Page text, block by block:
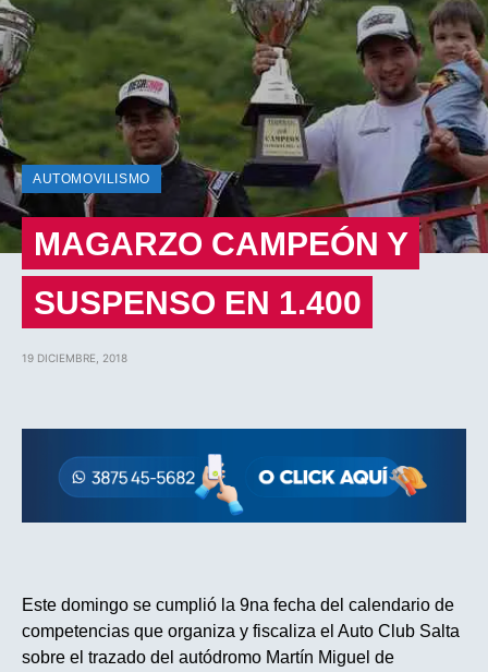
AUTOMOVILISMO
MAGARZO CAMPEÓN Y
SUSPENSO EN 1.400
19 DICIEMBRE, 2018
Este domingo se cumplió la 9na fecha del calendario de
competencias que organiza y fiscaliza el Auto Club Salta
sobre el trazado del autódromo Martín Miguel de